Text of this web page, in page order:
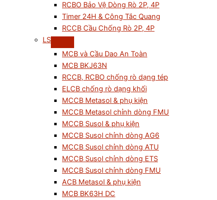
RCBO Bảo Vệ Dòng Rò 2P, 4P
Timer 24H & Công Tắc Quang
RCCB Cầu Chống Rò 2P, 4P
LS
MCB và Cầu Dao An Toàn
MCB BKJ63N
RCCB, RCBO chống rò dạng tép
ELCB chống rò dạng khối
MCCB Metasol & phụ kiện
MCCB Metasol chỉnh dòng FMU
MCCB Susol & phụ kiện
MCCB Susol chỉnh dòng AG6
MCCB Susol chỉnh dòng ATU
MCCB Susol chỉnh dòng ETS
MCCB Susol chỉnh dòng FMU
ACB Metasol & phụ kiện
MCB BK63H DC